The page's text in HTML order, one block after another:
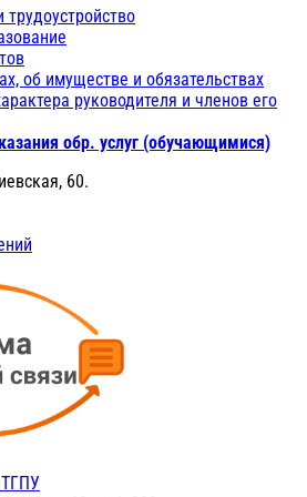
об имуществе и обязательствах
руководителя и членов его
обр. услуг (обучающимися)
60.